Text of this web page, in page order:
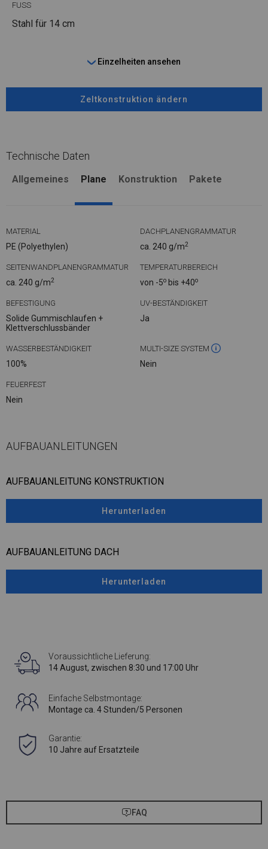
FUSS
Stahl für 14 cm
Einzelheiten ansehen
Zeltkonstruktion ändern
Technische Daten
Allgemeines Plane Konstruktion Pakete
MATERIAL
PE (Polyethylen)
DACHPLANENGRAMMATUR
ca. 240 g/m2
SEITENWANDPLANENGRAMMATUR
ca. 240 g/m2
TEMPERATURBEREICH
von -5o bis +40o
BEFESTIGUNG
Solide Gummischlaufen +
Klettverschlussbänder
UV-BESTÄNDIGKEIT
Ja
WASSERBESTÄNDIGKEIT
100%
MULTI-SIZE SYSTEM
Nein
FEUERFEST
Nein
AUFBAUANLEITUNGEN
AUFBAUANLEITUNG KONSTRUKTION
Herunterladen
AUFBAUANLEITUNG DACH
Herunterladen
Voraussichtliche Lieferung:
14 August, zwischen 8:30 und 17:00 Uhr
Einfache Selbstmontage:
Montage ca. 4 Stunden/5 Personen
Garantie:
10 Jahre auf Ersatzteile
FAQ